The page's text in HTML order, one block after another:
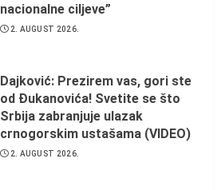
nacionalne ciljeve”
2. AUGUST 2026.
Dajković: Prezirem vas, gori ste
od Đukanovića! Svetite se što
Srbija zabranjuje ulazak
crnogorskim ustašama (VIDEO)
2. AUGUST 2026.